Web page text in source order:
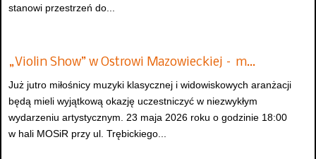
stanowi przestrzeń do...
„Violin Show” w Ostrowi Mazowieckiej – m…
Już jutro miłośnicy muzyki klasycznej i widowiskowych aranżacji
będą mieli wyjątkową okazję uczestniczyć w niezwykłym
wydarzeniu artystycznym. 23 maja 2026 roku o godzinie 18:00
w hali MOSiR przy ul. Trębickiego...